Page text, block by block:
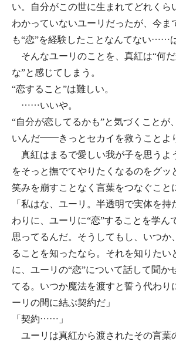
い。自分がこの世に生まれてどれくら
わかっていないユーリだったが、今ま
も“恋”を経験したことなんてない……
そんなユーリのことを、真紅は“何
な”と感じてしまう。
“恋すること”は難しい。
……いいや。
“自分が恋してるかも”と気づくことが
いんだ――きっとセカイを救うことよ
真紅はまるで愛しい我が子を思うよ
をそっと撫でてやりたくなるのをグッ
笑みを崩すことなく言葉をつなぐこと
「私はな、ユーリ。半透明で実体を
わりに、ユーリに“恋”することを学ん
思ってるんだ。そうしてもし、いつか
ることを知ったなら。それを知りたい
に、ユーリの“恋”について話して聞か
てる。いつか魔法を渡すと誓う代わり
ーリの間に結ぶ契約だ」
「契約……」
ユーリは真紅から渡されたその言葉